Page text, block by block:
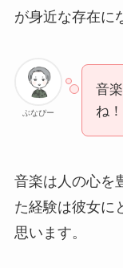
が身近な存在に
ぶなぴー
音
ね！
音楽は人の心を
た経験は彼女に
思います。